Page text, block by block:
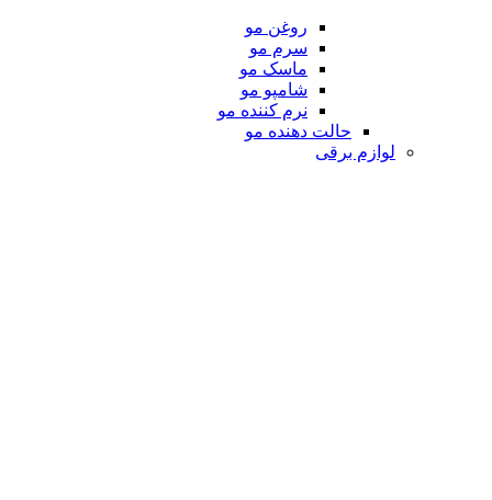
روغن مو
سرم مو
ماسک مو
شامپو مو
نرم کننده مو
حالت دهنده مو
لوازم برقی